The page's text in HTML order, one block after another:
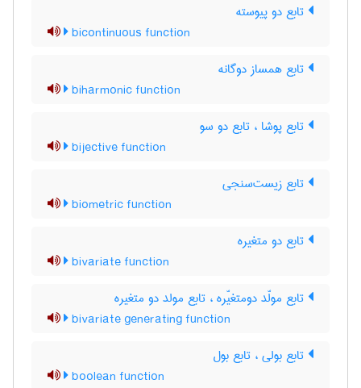
تابع دو پیوسته
bicontinuous function
تابع همساز دوگانه
biharmonic function
تابع پوشا ، تابع دو سو
bijective function
تابع زیست‌سنجی
biometric function
تابع دو متغیره
bivariate function
تابع مولّد دومتغیّره ، تابع مولد دو متغیره
bivariate generating function
تابع بولی ، تابع بول
boolean function